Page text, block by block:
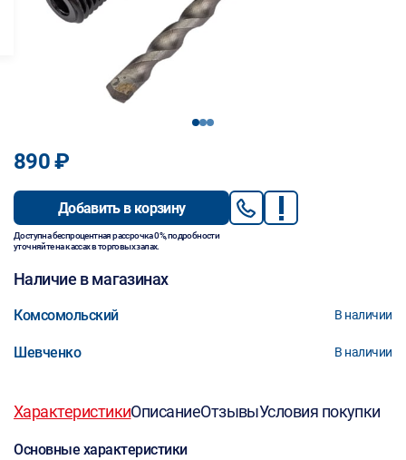
123
890 ₽
Добавить в корзину
Доступна беспроцентная рассрочка 0%, подробности
уточняйте на кассах в торговых залах.
Наличие в магазинах
Комсомольский В наличии
Шевченко В наличии
ХарактеристикиОписаниеОтзывыУсловия покупки
Основные характеристики